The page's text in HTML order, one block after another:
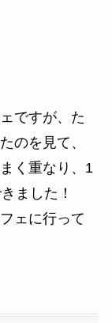
ですが、た
のを見て、
く重なり、1
ました！
ェに行って